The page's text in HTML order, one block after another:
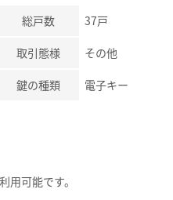
総戸数 37戸
取引態様 その他
鍵の種類 電子キー
用可能です。